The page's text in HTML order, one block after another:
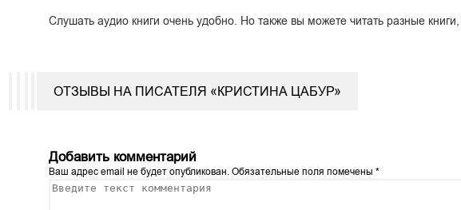
Слушать аудио книги очень удобно. Но также вы можете читать разные
ОТЗЫВЫ НА ПИСАТЕЛЯ «КРИСТИНА ЦАБУР»
Добавить комментарий
Ваш адрес email не будет опубликован. Обязательные поля помечены*